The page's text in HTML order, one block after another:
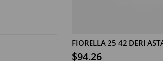
В КОРЗИНУ
FIORELLA 25 42 DERI
$94.26